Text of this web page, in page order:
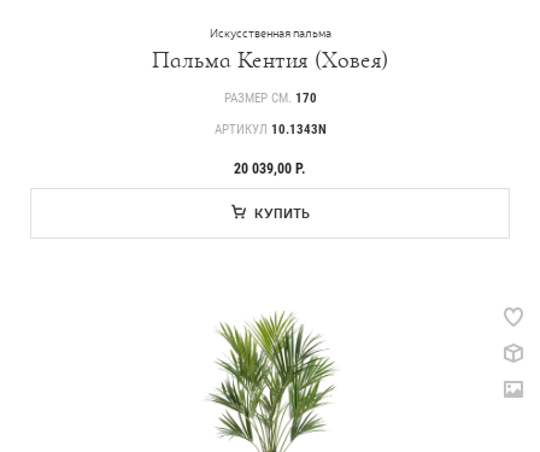
Искусственная пальма
Пальма Кентия (Ховея)
РАЗМЕР СМ. 170
АРТИКУЛ 10.1343N
20 039,00 Р.
КУПИТЬ